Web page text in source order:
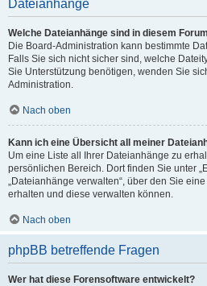
Dateianhänge
Welche Dateianhänge sind in diesem
Die Board-Administration kann bestimmte
Falls Sie sich nicht sicher sind, welche
Sie Unterstützung benötigen, wenden Sie
Administration.
Nach oben
Kann ich eine Übersicht all meiner
Um eine Liste all Ihrer Dateianhänge zu
persönlichen Bereich. Dort finden Sie unter
„Dateianhänge verwalten“, über den Sie
erhalten und diese verwalten können.
Nach oben
phpBB betreffende Fragen
Wer hat diese Forensoftware entwickelt?